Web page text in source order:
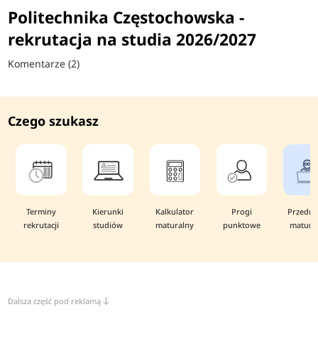
Politechnika Częstochowska -
rekrutacja na studia 2026/2027
Komentarze (2)
Czego szukasz
Terminy
rekrutacji
Kierunki
studiów
Kalkulator
maturalny
Progi
punktowe
Dalsza część pod reklamą